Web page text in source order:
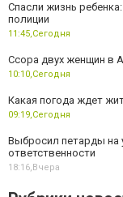
Спасли жизнь
полиции
11:45,Сегодня
Ссора двух женщин в
10:10,Сегодня
Какая погода ждет
09:19,Сегодня
Выбросил петарды на
ответственности
18:16, Вчера